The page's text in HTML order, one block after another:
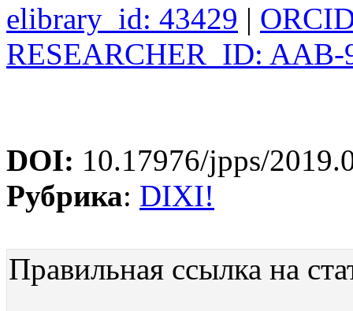
elibrary_id: 43429 |
RESEARCHER_ID: AAB-
DOI: 10.17976/jpps/
Рубрика: DIXI!
Правильная ссылка на